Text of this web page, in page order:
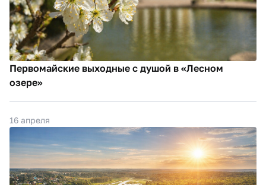
Первомайские выходные с душой в «Лесном
озере»
16 апреля